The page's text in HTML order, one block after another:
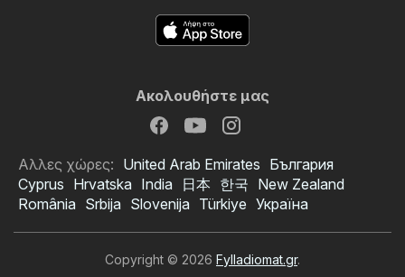
Ακολουθήστε μας
Αλλες χώρες: United Arab Emirates България
Cyprus Hrvatska India 日本 한국 New Zealand
România Srbija Slovenija Türkiye Україна
Copyright © 2026 Fylladiomat.gr.